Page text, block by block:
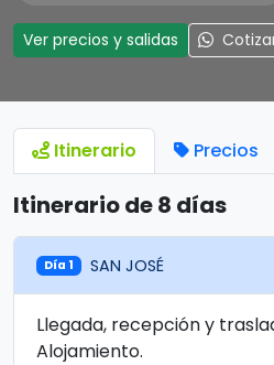
Ver precios y salidas
Itinerario Precios
Itinerario de 8 días
Día 1 SAN JOSÉ
Llegada, recepción y
Alojamiento.